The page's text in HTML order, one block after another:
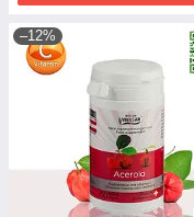
–12%